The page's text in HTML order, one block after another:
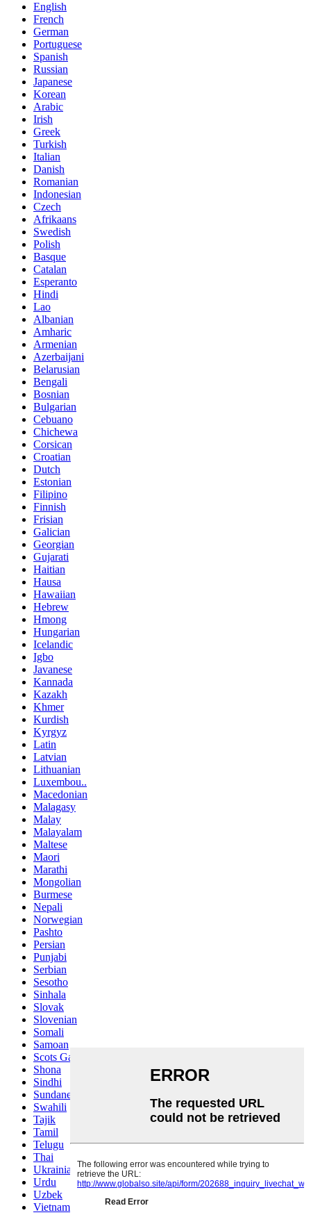
English
French
German
Portuguese
Spanish
Russian
Japanese
Korean
Arabic
Irish
Greek
Turkish
Italian
Danish
Romanian
Indonesian
Czech
Afrikaans
Swedish
Polish
Basque
Catalan
Esperanto
Hindi
Lao
Albanian
Amharic
Armenian
Azerbaijani
Belarusian
Bengali
Bosnian
Bulgarian
Cebuano
Chichewa
Corsican
Croatian
Dutch
Estonian
Filipino
Finnish
Frisian
Galician
Georgian
Gujarati
Haitian
Hausa
Hawaiian
Hebrew
Hmong
Hungarian
Icelandic
Igbo
Javanese
Kannada
Kazakh
Khmer
Kurdish
Kyrgyz
Latin
Latvian
Lithuanian
Luxembou..
Macedonian
Malagasy
Malay
Malayalam
Maltese
Maori
Marathi
Mongolian
Burmese
Nepali
Norwegian
Pashto
Persian
Punjabi
Serbian
Sesotho
Sinhala
Slovak
Slovenian
Somali
Samoan
Scots Gaelic
Shona
Sindhi
Sundanese
Swahili
Tajik
Tamil
Telugu
Thai
Ukrainian
Urdu
Uzbek
Vietnamese